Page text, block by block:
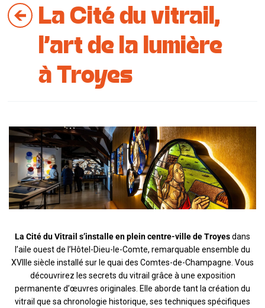
Explorer
Bouger
Se loger
Se restaurer
La Cité du vitrail,
l’art de la lumière
à Troyes
La Cité du Vitrail s’installe en plein centre-ville de Troyesdans
l’aile ouest de l’Hôtel-Dieu-le-Comte, remarquable ensemble du
XVIIIe siècle installé sur le quai des Comtes-de-Champagne. Vous
découvrirez les secrets du vitrail grâce à une exposition
permanente d’œuvres originales. Elle aborde tant la création du
vitrail que sa chronologie historique, ses techniques spécifiques